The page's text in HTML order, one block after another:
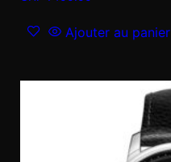
Ajouter au panier